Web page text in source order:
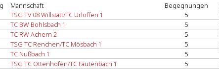
Mannschaft Begegnungen
TSG TV 08 Willstätt/TC Urloffen 1 5
TC BW Bohlsbach 1 5
TC RW Achern 2 5
TSG TC Renchen/TC Mösbach 1 5
TC Nußbach 1 5
TSG TC Ottenhöfen/TC Fautenbach 1 5